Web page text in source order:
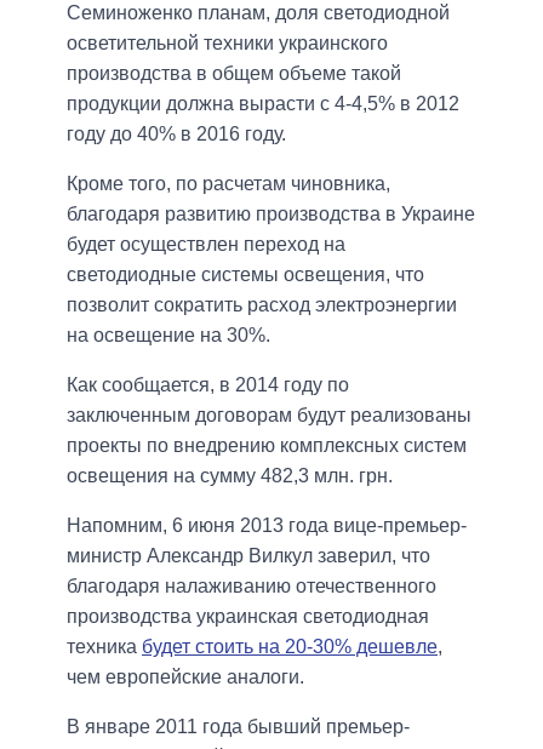
Семиноженко планам, доля светодиодной
осветительной техники украинского
производства в общем объеме такой
продукции должна вырасти с 4-4,5% в 2012
году до 40% в 2016 году.
Кроме того, по расчетам чиновника,
благодаря развитию производства в Украине
будет осуществлен переход на
светодиодные системы освещения, что
позволит сократить расход электроэнергии
на освещение на 30%.
Как сообщается, в 2014 году по
заключенным договорам будут реализованы
проекты по внедрению комплексных систем
освещения на сумму 482,3 млн. грн.
Напомним, 6 июня 2013 года вице-премьер-
министр Александр Вилкул заверил, что
благодаря налаживанию отечественного
производства украинская светодиодная
техника будет стоить на 20-30% дешевле,
чем европейские аналоги.
В январе 2011 года бывший премьер-